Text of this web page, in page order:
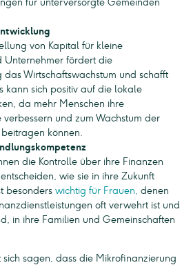
von Kapital für kleine
Unternehmer fördert die
das Wirtschaftswachstum und schafft
kann sich positiv auf die lokale
da mehr Menschen ihre
und zum Wachstum der
können.
die Kontrolle über ihre Finanzen
wie sie in ihre Zukunft
besonders wichtig für Frauen, denen
oft verwehrt ist und
in ihre Familien und Gemeinschaften
sagen, dass die Mikrofinanzierung